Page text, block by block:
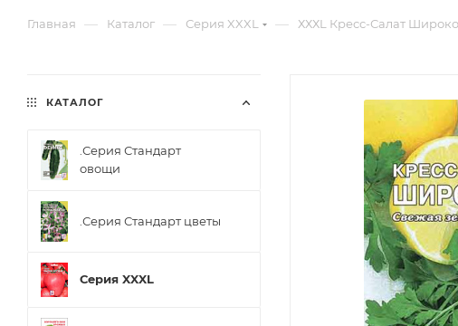
Главная — Каталог — Серия XXXL — ХХХL Кресс-Салат
КАТАЛОГ
.Серия Стандарт
овощи
.Серия Стандарт цветы
Серия XXXL